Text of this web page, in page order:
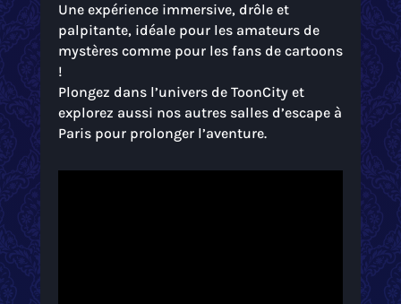
Une expérience immersive, drôle et
palpitante, idéale pour les amateurs de
mystères comme pour les fans de cartoons
!
Plongez dans l’univers de ToonCity et
explorez aussi nos autres salles d’escape à
Paris pour prolonger l’aventure.